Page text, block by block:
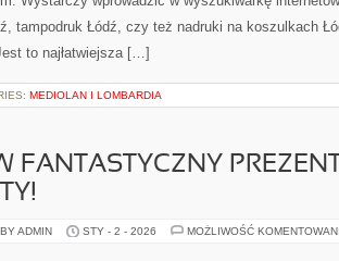
tampodruk Łódź, czy też nadruki na koszulkach
to najłatwiejsza […]
MEDIOLAN I LOMBARDIA
FANTASTYCZNY
ADMIN STY - 2 - 2026 MOŻLIWOŚĆ